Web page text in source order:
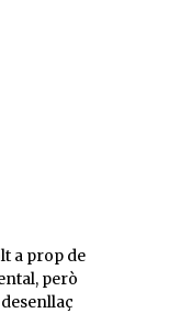
a prop de
però